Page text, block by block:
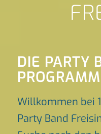
DIE PARTY
PROGRAMM
Willkommen bei
Party Band